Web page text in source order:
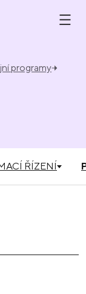
programy
ŘÍZENÍ